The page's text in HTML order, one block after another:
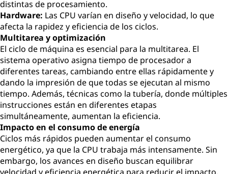
distintas de procesamiento.
Hardware: Las CPU varían en diseño y velocidad, lo que
afecta la rapidez y eficiencia de los ciclos.
Multitarea y optimización
El ciclo de máquina es esencial para la multitarea. El
sistema operativo asigna tiempo de procesador a
diferentes tareas, cambiando entre ellas rápidamente y
dando la impresión de que todas se ejecutan al mismo
tiempo. Además, técnicas como la tubería, donde múltiples
instrucciones están en diferentes etapas
simultáneamente, aumentan la eficiencia.
Impacto en el consumo de energía
Ciclos más rápidos pueden aumentar el consumo
energético, ya que la CPU trabaja más intensamente. Sin
embargo, los avances en diseño buscan equilibrar